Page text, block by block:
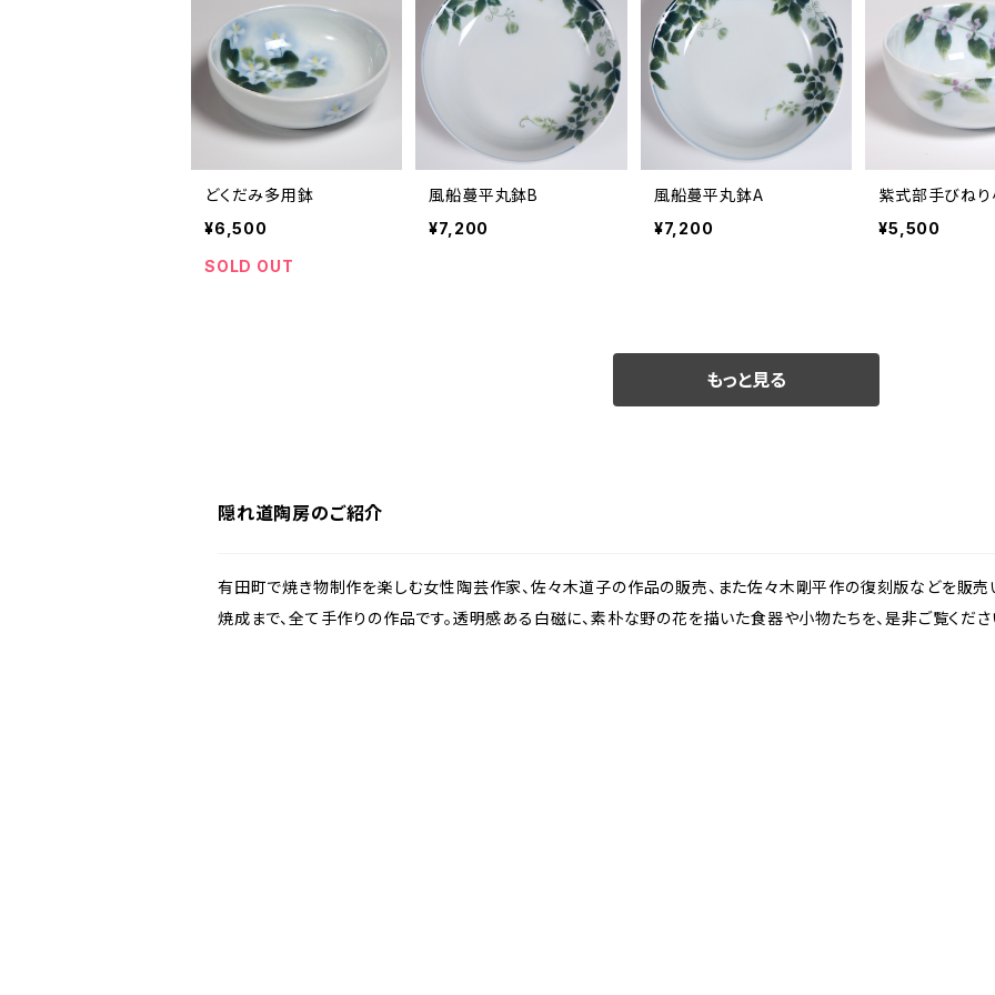
どくだみ多用鉢
¥6,500
SOLD OUT
風船蔓平丸鉢B
¥7,200
風船蔓平丸鉢A
¥7,200
紫式部手びね
¥5,500
もっと見る
隠れ道陶房のご紹介
有田町で焼き物制作を楽しむ女性陶芸作家、佐々木道子の作品の販売、また佐々木剛平作の復刻版などを販売
焼成まで、全て手作りの作品です。透明感ある白磁に、素朴な野の花を描いた食器や小物たちを、是非ご覧くださ